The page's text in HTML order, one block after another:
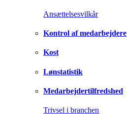
Ansættelsesvilkår
Kontrol af medarbejdere
Kost
Lønstatistik
Medarbejdertilfredshed
Trivsel i branchen